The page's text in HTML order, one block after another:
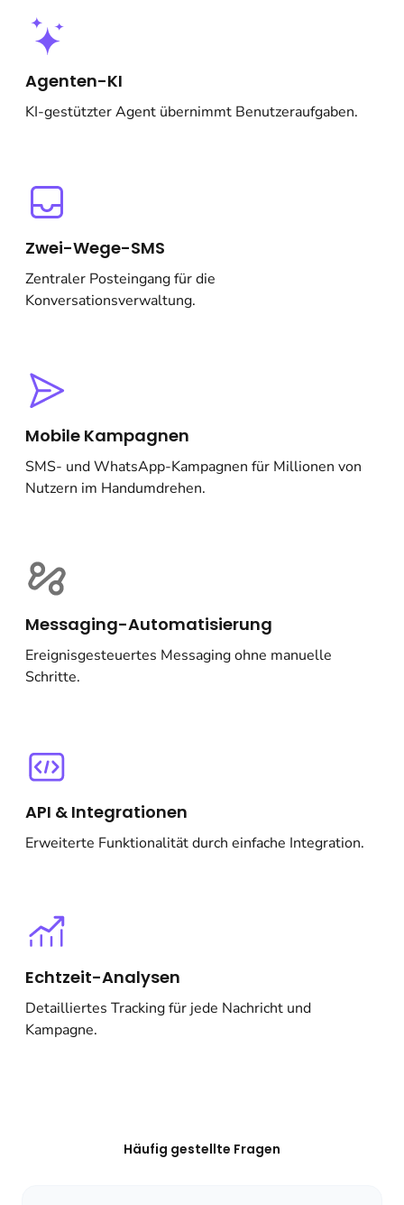
Agenten-KI
KI-gestützter Agent übernimmt Benutzeraufgaben.
Zwei-Wege-SMS
Zentraler Posteingang für die
Konversationsverwaltung.
Mobile Kampagnen
SMS- und WhatsApp-Kampagnen für Millionen von
Nutzern im Handumdrehen.
Messaging-Automatisierung
Ereignisgesteuertes Messaging ohne manuelle
Schritte.
API & Integrationen
Erweiterte Funktionalität durch einfache Integration.
Echtzeit-Analysen
Detailliertes Tracking für jede Nachricht und
Kampagne.
Häufig gestellte Fragen